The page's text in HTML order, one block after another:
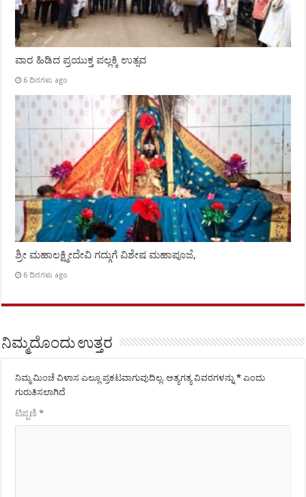
ವಾರ ಹಿಡಿದ ಪ್ರಯುಕ್ತ ಪಲ್ಲಕ್ಕಿ ಉತ್ಸವ
6 ದಿನಗಳು ago
ಶ್ರೀ ಮಹಾಲಕ್ಷ್ಮೀದೇವಿ ಗದ್ಗುಗೆ ವಿಶೇಷ ಮಹಾಪೂಜೆ,
6 ದಿನಗಳು ago
ನಿಮ್ಮದೊಂದು ಉತ್ತರ
ನಿಮ್ಮ ಮಿಂಚೆ ವಿಳಾಸ ಎಲ್ಲೂ ಪ್ರಕಟವಾಗುವುದಿಲ್ಲ. ಅತ್ಯಗತ್ಯ ವಿವರಗಳನ್ನು* ಎಂದು
ಗುರುತಿಸಲಾಗಿದೆ
ಟಿಪ್ಪಣಿ*